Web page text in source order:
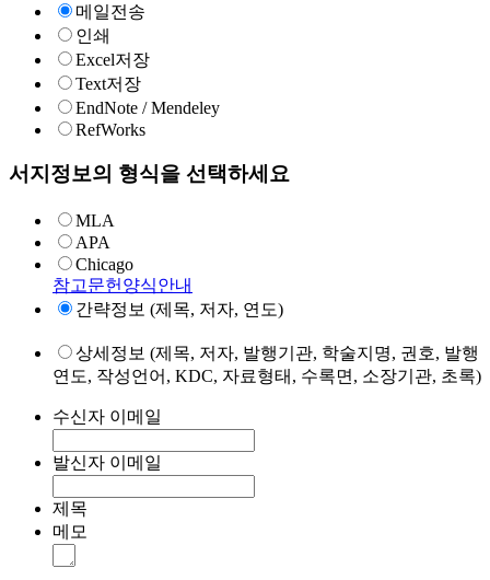
메일전송
인쇄
Excel저장
Text저장
EndNote / Mendeley
RefWorks
서지정보의 형식을 선택하세요
MLA
APA
Chicago
참고문헌양식안내
간략정보 (제목, 저자, 연도)
상세정보 (제목, 저자, 발행기관, 학술지명, 권호, 발행
연도, 작성언어, KDC, 자료형태, 수록면, 소장기관, 초록)
수신자 이메일
발신자 이메일
제목
메모